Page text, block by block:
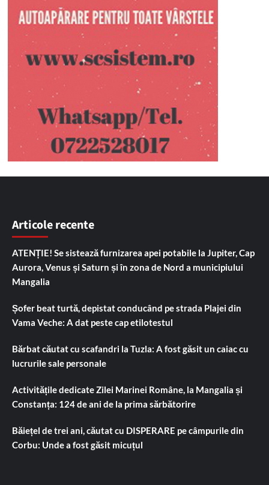
Articole recente
ATENȚIE! Se sistează furnizarea apei potabile la Jupiter, Cap
Aurora, Venus și Saturn și în zona de Nord a municipiului
Mangalia
Șofer beat turtă, depistat conducând pe strada Plajei din
Vama Veche: A dat peste cap etilotestul
Bărbat căutat cu scafandri la Tuzla: A fost găsit un caiac cu
lucrurile sale personale
Activitățile dedicate Zilei Marinei Române, la Mangalia și
Constanța: 124 de ani de la prima sărbătorire
Băiețel de trei ani, căutat cu DISPERARE pe câmpurile din
Corbu: Unde a fost găsit micuțul